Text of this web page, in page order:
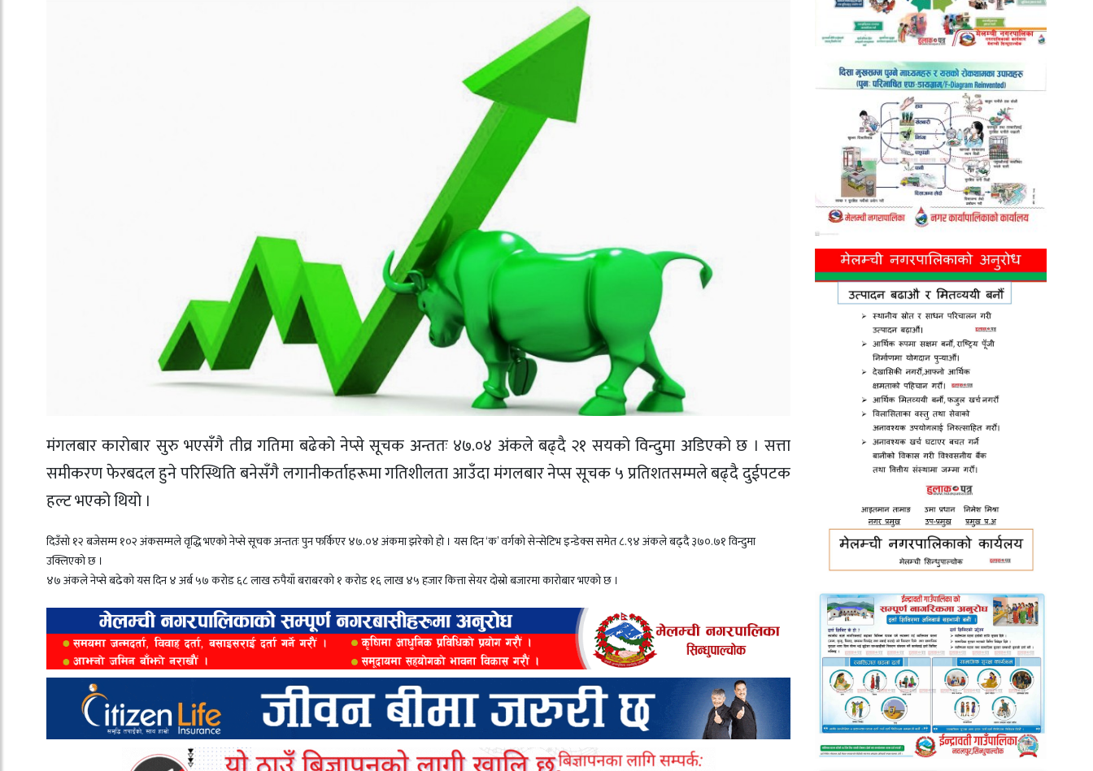
मंगलबार कारोबार सुरु भएसँगै तीव्र गतिमा बढेको नेप्से सूचक अन्ततः ४७.०४ अंकले बढ्दै २१ सयको विन्दुमा अडिएको छ । सत्ता
समीकरण फेरबदल हुने परिस्थिति बनेसँगै लगानीकर्ताहरूमा गतिशीलता आउँदा मंगलबार नेप्स सूचक ५ प्रतिशतसम्मले बढ्दै दुईपटक
हल्ट भएको थियो ।
दिउँसो १२ बजेसम्म १०२ अंकसम्मले वृद्धि भएको नेप्से सूचक अन्ततः पुन फर्किएर ४७.०४ अंकमा झरेको हो । यस दिन ‘क’ वर्गको सेन्सेटिभ इन्डेक्स समेत ८.९४ अंकले बढ्दै ३७०.७१ विन्दुमा
उक्लिएको छ ।
४७ अंकले नेप्से बढेको यस दिन ४ अर्ब ५७ करोड ६८ लाख रुपैयाँ बराबरको १ करोड १६ लाख ४५ हजार कित्ता सेयर दोस्रो बजारमा कारोबार भएको छ ।